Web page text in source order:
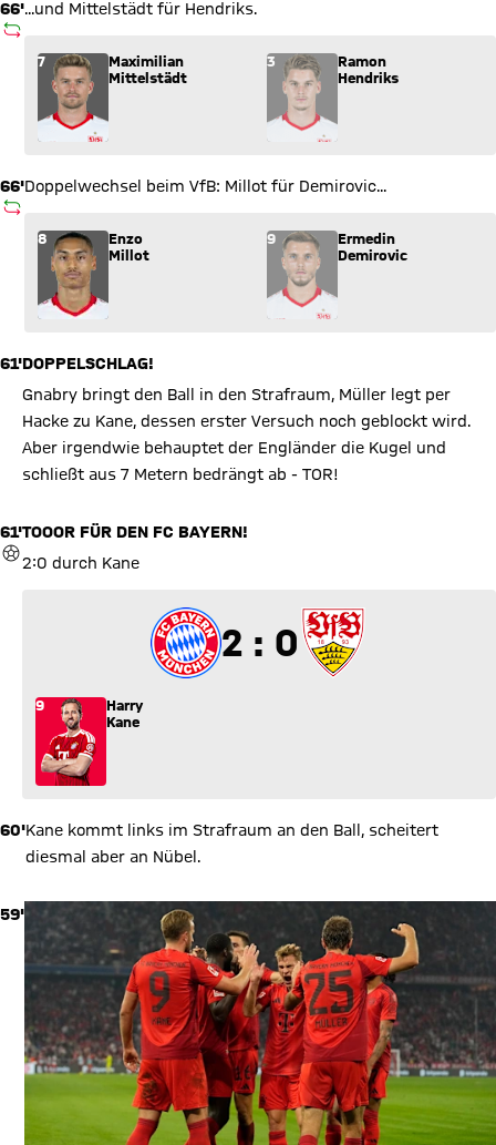
66'
AUSWECHSLUNG
...und Mittelstädt für Hendriks.
Wechsel: Maximilian Mittelstädt (7) kommt für Ramon
7
Maximilian
Mittelstädt
3
Ramon
Hendriks
66'
AUSWECHSLUNG
Doppelwechsel beim VfB: Millot für Demirovic...
Wechsel: Enzo Millot (8) kommt für Ermedin Demirovic (9)
8
Enzo
Millot
9
Ermedin
Demirovic
61'DOPPELSCHLAG!
Gnabry bringt den Ball in den Strafraum, Müller legt per
Hacke zu Kane, dessen erster Versuch noch geblockt wird.
Aber irgendwie behauptet der Engländer die Kugel und
schließt aus 7 Metern bedrängt ab - TOR!
61'
TOR
TOOOR FÜR DEN FC BAYERN!
2:0 durch Kane
2 zu 0
2 : 0
9
Harry
Kane
60'Kane kommt links im Strafraum an den Ball, scheitert
diesmal aber an Nübel.
59'